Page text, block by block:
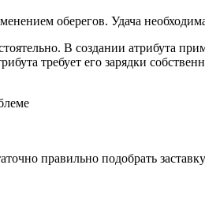
оберегов. Удача
В создании атрибута
требует его зарядки
правильно подобрать